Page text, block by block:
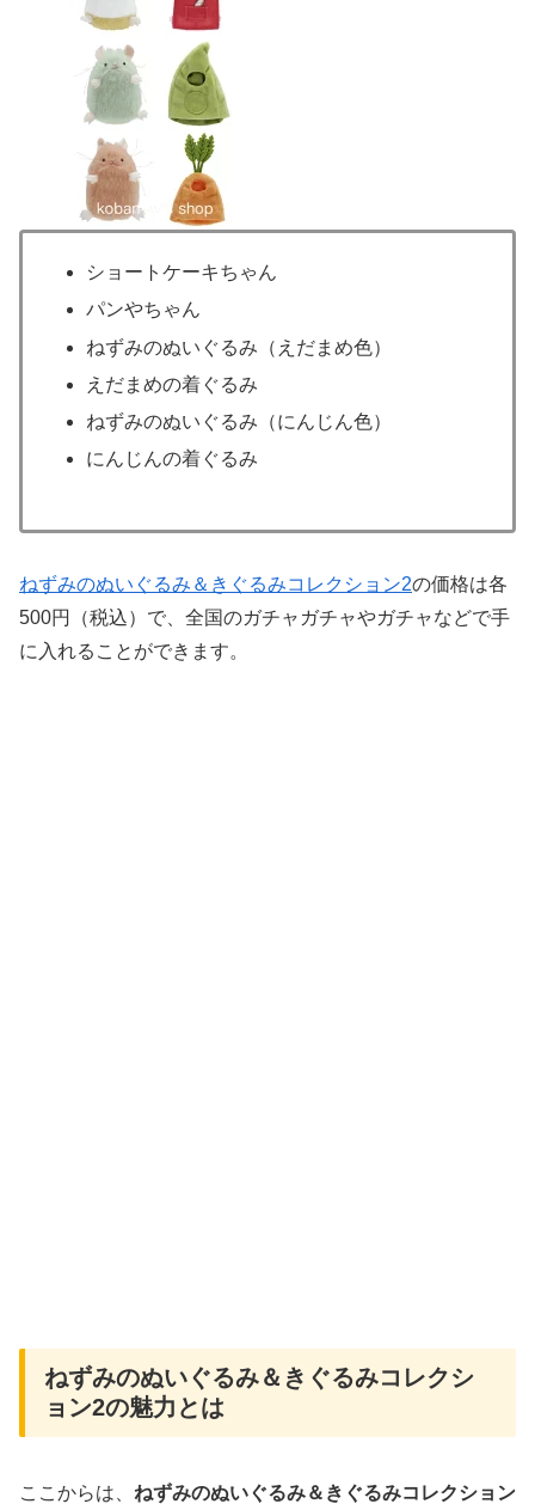
ショートケーキちゃん
パンやちゃん
ねずみのぬいぐるみ（えだまめ色）
えだまめの着ぐるみ
ねずみのぬいぐるみ（にんじん色）
にんじんの着ぐるみ
ねずみのぬいぐるみ＆きぐるみコレクション2の価格は各
500円（税込）で、全国のガチャガチャやガチャなどで手
に入れることができます。
ねずみのぬいぐるみ＆きぐるみコレクシ
ョン2の魅力とは
ここからは、 ねずみのぬいぐるみ＆きぐるみコレクション